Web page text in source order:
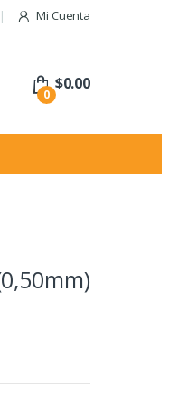
Mi Cuenta
0
$0.00